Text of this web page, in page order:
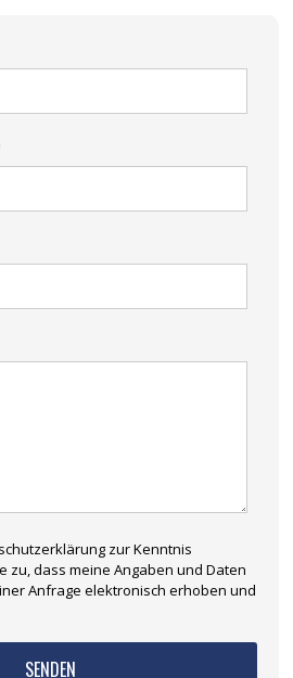
zur Kenntnis
zu, dass meine Angaben und Daten
Anfrage elektronisch erhoben und